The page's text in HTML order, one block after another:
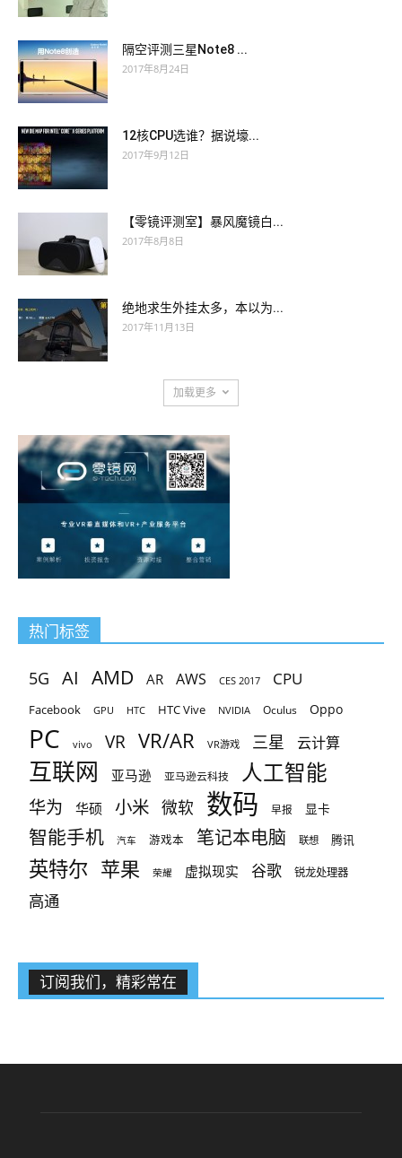
隔空评测三星Note8 ...
2017年8月24日
12核CPU选谁？据说壕...
2017年9月12日
【零镜评测室】暴风魔镜白...
2017年8月8日
绝地求生外挂太多，本以为...
2017年11月13日
加载更多
热门标签
5G AI AMD AR AWS CES 2017 CPU
Facebook GPU HTC HTC Vive NVIDIA Oculus Oppo
PC vivo VR VR/AR VR游戏 三星 云计算
互联网 亚马逊 亚马逊云科技 人工智能
华为 华硕 小米 微软 数码 早报 显卡
智能手机 汽车 游戏本 笔记本电脑 联想 腾讯
英特尔 苹果 荣耀 虚拟现实 谷歌 锐龙处理器
高通
订阅我们，精彩常在